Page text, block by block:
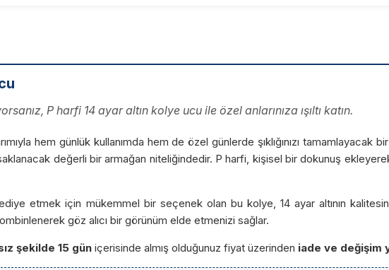
P harfi 14 ayar altın kolye ucu ile özel anlarınıza ışıltı katın.
hem günlük kullanımda hem de özel günlerde şıklığınızı
değerli bir armağan niteliğindedir. P harfi, kişisel bir dokunuş
etmek için mükemmel bir seçenek olan bu kolye, 14 ayar altının kalitesini
göz alıcı bir görünüm elde etmenizi sağlar.
şekilde 15 gün içerisinde almış olduğunuz fiyat üzerinden iade ve değişim